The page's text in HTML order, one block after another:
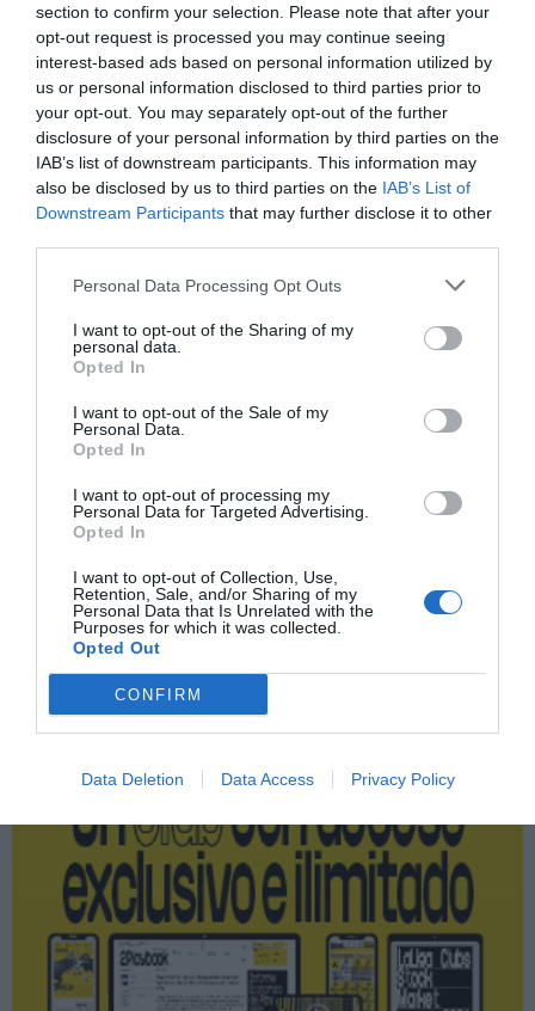
section to confirm your selection. Please note that after your
opt-out request is processed you may continue seeing
interest-based ads based on personal information utilized by
us or personal information disclosed to third parties prior to
your opt-out. You may separately opt-out of the further
disclosure of your personal information by third parties on the
IAB’s list of downstream participants. This information may
also be disclosed by us to third parties on the IAB’s List of
Downstream Participants that may further disclose it to other
Personal Data Processing Opt Outs
I want to opt-out of the Sharing of my
personal data.
Opted In
I want to opt-out of the Sale of my
Personal Data.
Opted In
I want to opt-out of processing my
Personal Data for Targeted Advertising.
Opted In
I want to opt-out of Collection, Use,
Retention, Sale, and/or Sharing of my
Personal Data that Is Unrelated with the
Purposes for which it was collected.
Opted Out
CONFIRM
Data Deletion Data Access Privacy Policy
Índex2P
LaLiga
fútbol y baloncesto, segmentados por competición,
tipología de activos, marcas, categorías de producto y
valor económico aproximado de cada acuerdo. Si
quieres más información, contacta con nosotros a
través deintelligence@2playbook.com.
2Playbook
como fuente preferida de Google
de forma gratuita
Mantente informado con las últimas noticias de actualidad.
ACTIVAR AHORA
Publicidad
2Playbook Club2P